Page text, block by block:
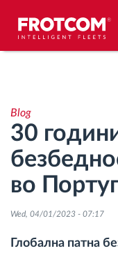
Анализа на
Следење на
Управување со
датотеки
Blog
30
во
Wed, 04/01/2023 - 07:17
Глобална патна